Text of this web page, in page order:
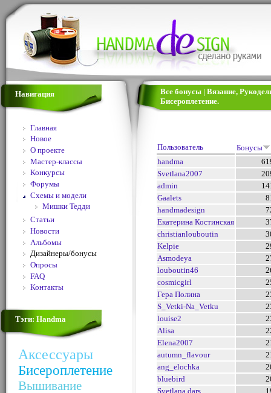
Навигация
Главная
Новое
О проекте
Мастер-классы
Конкурсы
Форумы
Схемы и модели
Мишки Тедди
Статьи
Новости
Альбомы
Дизайнеры/бонусы
Опросы
FAQ
Контакты
Тэги: Handma
Аксессуары
Бисероплетение
Вышивание
Все бонусы | Вязание,
Бисероплетение.
Пользователь
Бонусы
handma
Svetlana2007
admin
Gaalets
handmadesign
Екатерина Костинская
christianlouboutin
Kelpie
Asmodeya
louboutin46
cosmicgirl
Гера Полина
S_Vetki-Na_Vetku
louise2
Alisa
Elena2007
autumn_flavour
ang_elochka
bluebird
Svetlana dars.